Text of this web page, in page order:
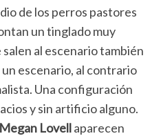
de los perros pastores
un tinglado muy
al escenario también
escenario, al contrario
Una configuración
y sin artificio alguno.
Megan Lovellaparecen